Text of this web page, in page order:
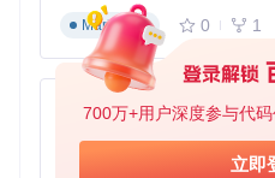
700万+用户深度参与代
立即
症状：卡在Apple logo或
检查：BIOS设置中是否
解决方案：使用工具的
常见引导问题
Markdown
0 1
py-xiaozhi